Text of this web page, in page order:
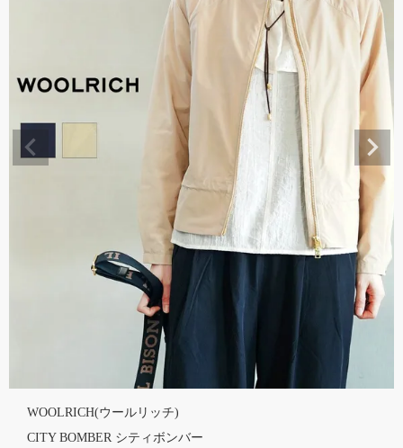
WOOLRICH(ウールリッチ)
CITY BOMBER シティボンバー